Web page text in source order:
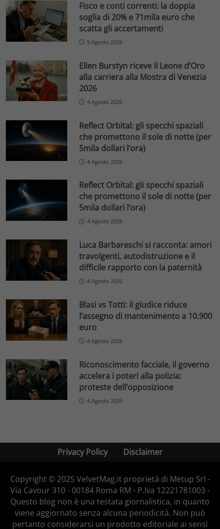
Fisco e conti correnti: la doppia
soglia di 20% e 71mila euro che
scatta gli accertamenti
5 Agosto 2026
Ellen Burstyn riceve il Leone d’Oro
alla carriera alla Mostra di Venezia
2026
4 Agosto 2026
Reflect Orbital: gli specchi spaziali
che promettono il sole di notte (per
5mila dollari l’ora)
4 Agosto 2026
Reflect Orbital: gli specchi spaziali
che promettono il sole di notte (per
5mila dollari l’ora)
4 Agosto 2026
Luca Barbareschi si racconta: amori
travolgenti, autodistruzione e il
difficile rapporto con la paternità
4 Agosto 2026
Blasi vs Totti: il giudice riduce
l’assegno di mantenimento a 10.900
euro
4 Agosto 2026
Riconoscimento facciale, il governo
accelera i poteri alla polizia:
proteste dell’opposizione
4 Agosto 2026
Privacy Policy Disclaimer
Copyright © 2025 VelvetMag.it proprietà di Metup Srl -
Via Cavour 310 - 00184 Roma RM - P.Iva 12221781003 -
Questo blog non è una testata giornalistica, in quanto
viene aggiornato senza alcuna periodicità. Non può
pertanto considerarsi un prodotto editoriale ai sensi